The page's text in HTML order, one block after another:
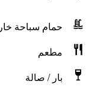
حمام سباحة
مطعم
بار / صالة